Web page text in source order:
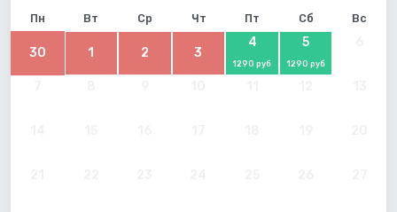
Пн Вт Ср Чт Пт Сб Вс
30 1 2 3
4
1290 руб
5
1290 руб